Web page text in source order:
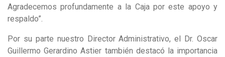
Agradecemos profundamente a la Caja por este apoyo y
respaldo”.
Por su parte nuestro Director Administrativo, el Dr. Oscar
Guillermo Gerardino Astier también destacó la importancia